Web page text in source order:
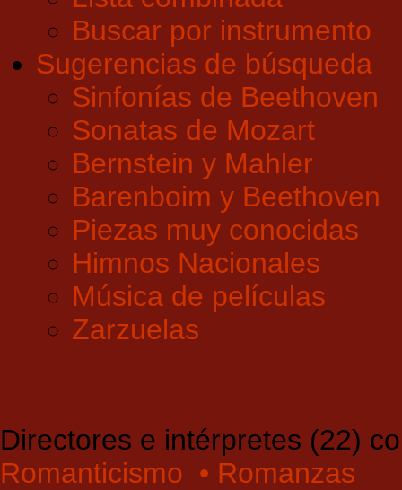
Buscar por instrumento
Sugerencias de búsqueda
Sinfonías de Beethoven
Sonatas de Mozart
Bernstein y Mahler
Barenboim y Beethoven
Piezas muy conocidas
Himnos Nacionales
Música de películas
Zarzuelas
Directores e intérpretes (22)
Romanticismo • Romanzas